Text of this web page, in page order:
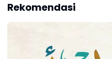
Rekomendasi